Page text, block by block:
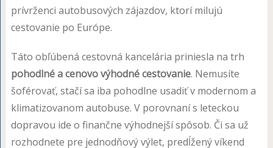
prívrženci autobusových zájazdov, ktorí milujú
cestovanie po Európe.
Táto obľúbená cestovná kancelária priniesla na trh
pohodlné a cenovo výhodné cestovanie. Nemusíte
šoférovať, stačí sa iba pohodlne usadiť v modernom a
klimatizovanom autobuse. V porovnaní s leteckou
dopravou ide o finančne výhodnejší spôsob. Či sa už
rozhodnete pre jednodňový výlet, predĺžený víkend